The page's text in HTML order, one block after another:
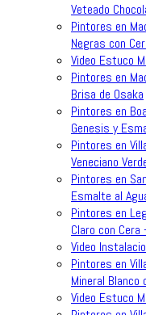
Veteado
Pintores en
Negras con
Video Estuco
Pintores en
Brisa de Osaka
Pintores en
Genesis y
Pintores en
Veneciano
Pintores en
Esmalte al
Pintores en
Claro con Cera
Video
Pintores en
Mineral Blanco
Video Estuco